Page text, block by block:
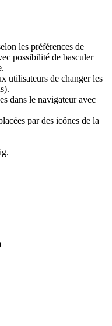
les préférences de
possibilité de basculer
utilisateurs de changer les
dans le navigateur avec
par des icônes de la